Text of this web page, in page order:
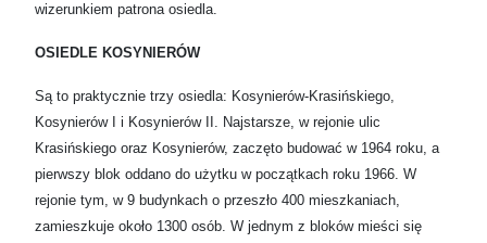
wizerunkiem patrona osiedla.
OSIEDLE KOSYNIERÓW
Są to praktycznie trzy osiedla: Kosynierów-Krasińskiego,
Kosynierów I i Kosynierów II. Najstarsze, w rejonie ulic
Krasińskiego oraz Kosynierów, zaczęto budować w 1964 roku, a
pierwszy blok oddano do użytku w początkach roku 1966. W
rejonie tym, w 9 budynkach o przeszło 400 mieszkaniach,
zamieszkuje około 1300 osób. W jednym z bloków mieści się